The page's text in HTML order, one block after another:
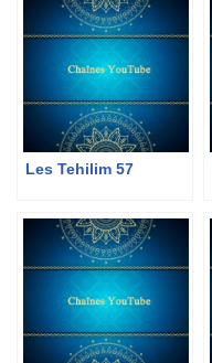
Les Tehilim 57